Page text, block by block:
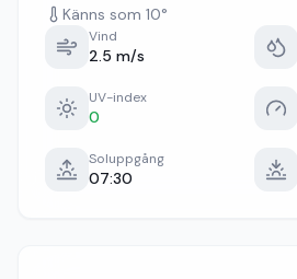
Känns som 10°
Vind
2.5 m/s
UV-index
0
Soluppgång
07:30